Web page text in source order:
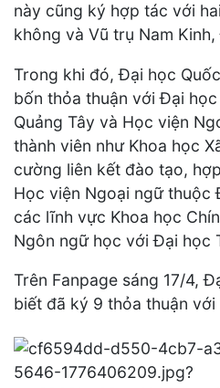
này cũng ký hợp tác với
không và Vũ trụ Nam
Trong khi đó, Đại học
bốn thỏa thuận với Đại
Quảng Tây và Học viện
thành viên như Khoa học
cường liên kết đào tạo,
Học viện Ngoại ngữ thuộc
các lĩnh vực Khoa học
Ngôn ngữ học với Đại học
Trên Fanpage sáng 17/4,
biết đã ký 9 thỏa thuận